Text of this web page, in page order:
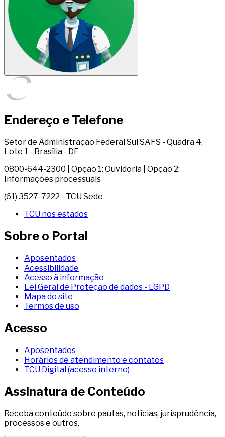
Endereço e Telefone
Setor de Administração Federal Sul SAFS - Quadra 4,
Lote 1 - Brasília - DF
0800-644-2300 | Opção 1: Ouvidoria | Opção 2:
Informações processuais
(61) 3527-7222 - TCU Sede
TCU nos estados
Sobre o Portal
Aposentados
Acessibilidade
Acesso à informação
Lei Geral de Proteção de dados - LGPD
Mapa do site
Termos de uso
Acesso
Aposentados
Horários de atendimento e contatos
TCU Digital (acesso interno)
Assinatura de Conteúdo
Receba conteúdo sobre pautas, notícias, jurisprudência,
processos e outros.